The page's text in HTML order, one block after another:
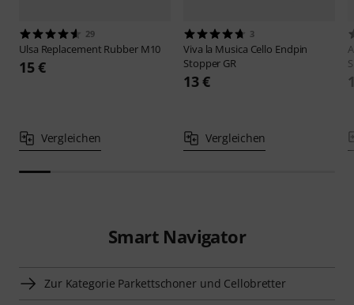
29
Ulsa Replacement Rubber M10
15 €
Vergleichen
3
Viva la Musica Cello Endpin
Stopper GR
13 €
Vergleichen
Smart Navigator
Zur Kategorie Parkettschoner und Cellobretter